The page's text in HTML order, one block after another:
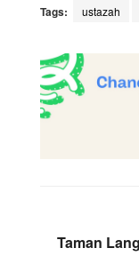
Tags: ustazah
Taman